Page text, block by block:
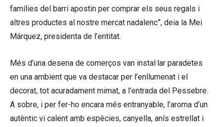
famílies del barri apostin per comprar els seus regals i
altres productes al nostre mercat nadalenc”, deia la Mei
Márquez, presidenta de l’entitat.
Més d’una desena de comerços van instal·lar paradetes
en una ambient que va destacar per l’enllumenat i el
decorat, tot acuradament mimat, a l’entrada del Pessebre.
A sobre, i per fer-ho encara més entranyable, l’aroma d’un
autèntic vi calent amb espècies, canyella, anís estrellat i